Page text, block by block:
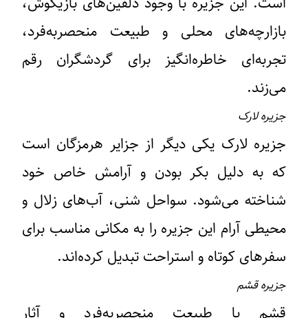
بازارچه‌های محلی و طبیعت منحصربه‌فرد،
تجربه‌ای خاطره‌انگیز برای گردشگران رقم
می‌زند.
جزیره لارک
جزیره لارک یکی دیگر از جزایر هرمزگان است
که به دلیل بکر بودن و آرامش خاص خود
شناخته می‌شود. سواحل شنی، آب‌های زلال و
محیطی آرام این جزیره را به مکانی مناسب برای
سفرهای کوتاه و استراحت تبدیل کرده‌اند.
جزیره قشم
قشم با طبیعت منحصربه‌فرد و آثار